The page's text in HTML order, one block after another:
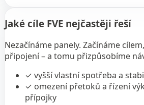
Jaké cíle FVE nejčastěji řeší
Nezačínáme panely. Začínáme
připojení – a tomu přizpůsobíme
✓ vyšší vlastní spotřeba a
✓ omezení přetoků a řízení
přípojky